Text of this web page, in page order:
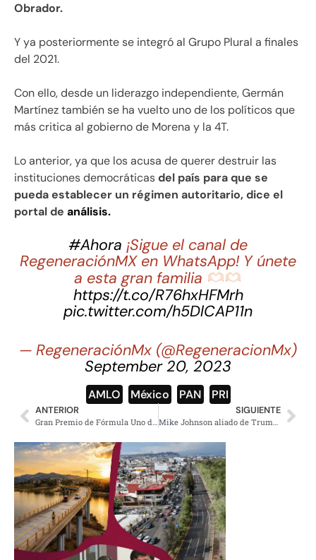
Obrador.
Y ya posteriormente se integró al Grupo Plural a finales
del 2021.
Con ello, desde un liderazgo independiente, Germán
Martínez también se ha vuelto uno de los políticos que
más critica al gobierno de Morena y la 4T.
Lo anterior, ya que los acusa de querer destruir las
instituciones democráticasdel país para que se
pueda establecer un régimen autoritario, dice el
portal de análisis.
#Ahora ¡Sigue el canal de
RegeneraciónMX en WhatsApp! Y únete
a esta gran familia
https://t.co/R76hxHFMrh
pic.twitter.com/h5DlCAP11n
— RegeneraciónMx (@RegeneracionMx)
September 20, 2023
AMLO México PAN PRI
ANTERIOR
Gran Premio de Fórmula Uno derrama millones de dólares, esto se sabe
SIGUIENTE
Mike Johnson aliado de Trump, nuevo líder de Cámara baja en EE.UU